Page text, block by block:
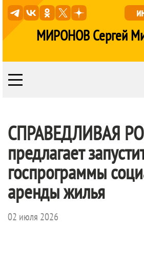
МИРОНОВ Сергей
СПРАВЕДЛИВАЯ
предлагает
госпрограммы
аренды жилья
02 июля 2026